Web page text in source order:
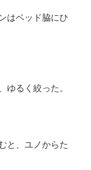
はベッド脇にひ
るく絞った。
と、ユノからた